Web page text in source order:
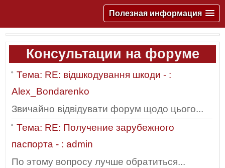
Полезная информация
Консультации на форуме
Тема: RE: відшкодування шкоди - :
Alex_Bondarenko
Звичайно відвідувати форум щодо цього...
Тема: RE: Получение зарубежного
паспорта - : admin
По этому вопросу лучше обратиться...